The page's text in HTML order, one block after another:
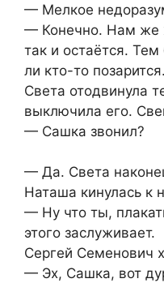
— Мелкое
— Конечно. Нам же
так и остаётся.
ли кто-то позарится.
Света отодвинула
выключила его.
— Сашка звонил?
— Да. Света
Наташа кинулась к
— Ну что ты,
этого заслуживает.
Сергей Семенович
— Эх, Сашка, вот